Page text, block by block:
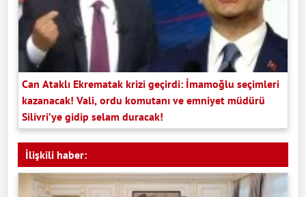
Can Ataklı Ekrematak krizi geçirdi: İmamoğlu seçimleri
kazanacak! Vali, ordu komutanı ve emniyet müdürü
Silivri’ye gidip selam duracak!
İlişkili haber: